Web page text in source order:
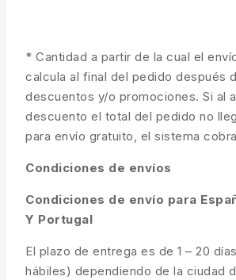
* Cantidad a partir de la cual el
calcula al final del pedido después
descuentos y/o promociones. Si al
descuento el total del pedido no
para envío gratuito, el sistema
Condiciones de envíos
Condiciones de envío para
Y Portugal
El plazo de entrega es de 1 – 20
hábiles) dependiendo de la ciudad